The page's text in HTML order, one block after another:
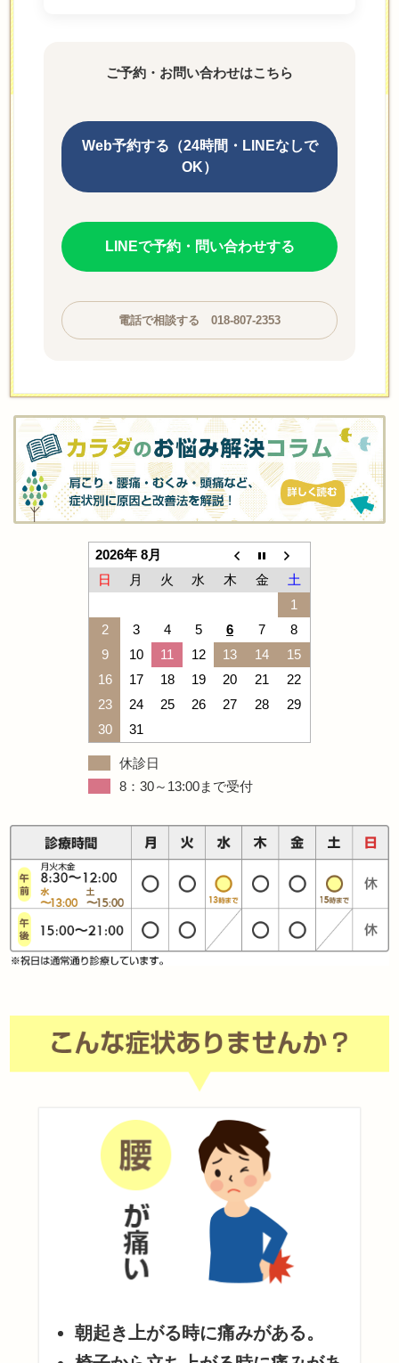
ご予約・お問い合わせはこちら
Web予約する（24時間・LINEなしで
OK）
LINEで予約・問い合わせする
電話で相談する 018-807-2353
2026年 8月
日
月 火 水 木 金
土
1
2
3 4 5 6 7
8
9
10 11 12 13 14
15
16
17 18 19 20 21
22
23
24 25 26 27 28
29
30
31
休診日
8：30～13:00まで受付
朝起き上がる時に痛みがある。